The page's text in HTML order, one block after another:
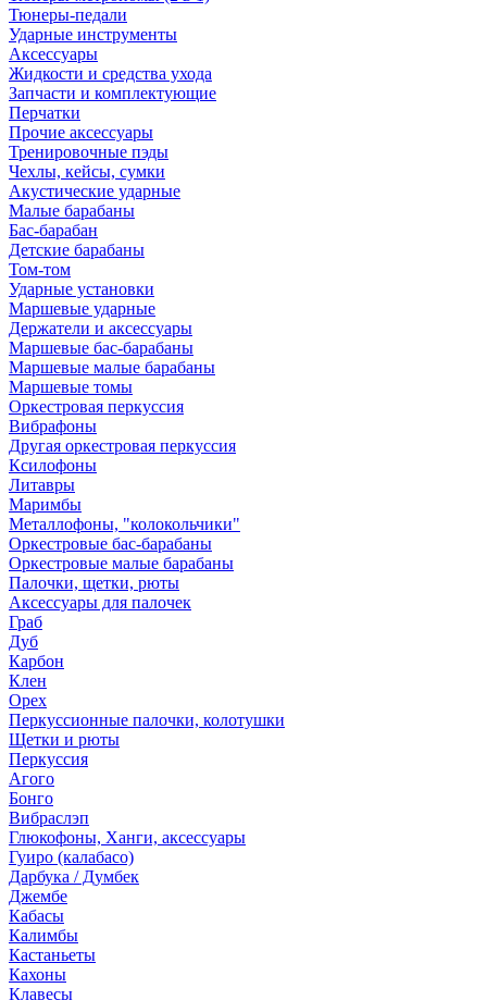
Тюнеры-педали
Ударные инструменты
Аксессуары
Жидкости и средства ухода
Запчасти и комплектующие
Перчатки
Прочие аксессуары
Тренировочные пэды
Чехлы, кейсы, сумки
Акустические ударные
Mалые барабаны
Бас-барабан
Детские барабаны
Том-том
Ударные установки
Маршевые ударные
Держатели и аксессуары
Маршевые бас-барабаны
Маршевые малые барабаны
Маршевые томы
Оркестровая перкуссия
Вибрафоны
Другая оркестровая перкуссия
Ксилофоны
Литавры
Маримбы
Металлофоны, "колокольчики"
Оркестровые бас-барабаны
Оркестровые малые барабаны
Палочки, щетки, рюты
Аксессуары для палочек
Граб
Дуб
Карбон
Клен
Орех
Перкуссионные палочки, колотушки
Щетки и рюты
Перкуссия
Агого
Бонго
Вибраслэп
Глюкофоны, Ханги, аксессуары
Гуиро (калабасо)
Дарбука / Думбек
Джембе
Кабасы
Калимбы
Кастаньеты
Кахоны
Клавесы